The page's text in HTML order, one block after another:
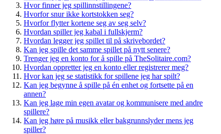
Hvor finner jeg spillinnstillingene?
Hvorfor snur ikke kortstokken seg?
Hvorfor flytter kortene seg av seg selv?
Hvordan spiller jeg kabal i fullskjerm?
Hvordan legger jeg spillet til på skrivebordet?
Kan jeg spille det samme spillet på nytt senere?
Trenger jeg en konto for å spille på TheSolitaire.com?
Hvordan oppretter jeg en konto eller registrerer meg?
Hvor kan jeg se statistikk for spillene jeg har spilt?
Kan jeg begynne å spille på én enhet og fortsette på en
annen?
Kan jeg lage min egen avatar og kommunisere med andre
spillere?
Kan jeg høre på musikk eller bakgrunnslyder mens jeg
spiller?